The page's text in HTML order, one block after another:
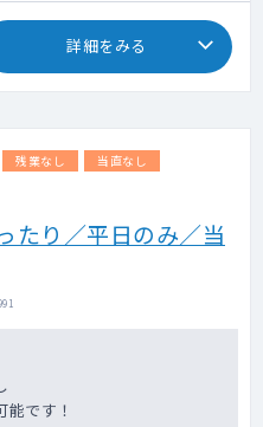
詳細をみる
残業なし
当直なし
たり／平日のみ／当
能です！